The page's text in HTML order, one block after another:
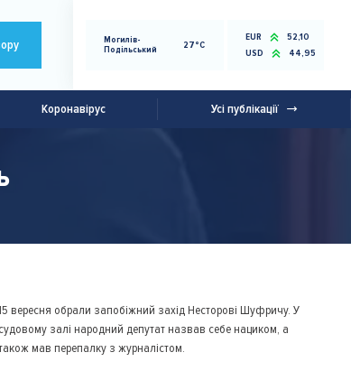
Могилів-
Подільський
27°C
EUR
52,10
USD
44,95
Коронавірус Усі публікації
вересня обрали запобіжний захід Несторові Шуфричу. У
судовому залі народний депутат назвав себе нациком, а
мав перепалку з журналістом.